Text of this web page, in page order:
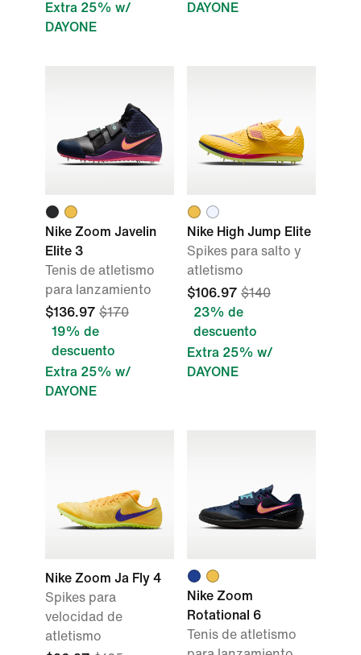
Extra 25% w/
DAYONE
DAYONE
Nike Zoom Javelin
Elite 3
Tenis de atletismo
para lanzamiento
$136.97 $170
19% de
descuento
Extra 25% w/
DAYONE
Nike High Jump Elite
Spikes para salto y
atletismo
$106.97 $140
23% de
descuento
Extra 25% w/
DAYONE
Nike Zoom Ja Fly 4
Spikes para
velocidad de
atletismo
Nike Zoom
Rotational 6
Tenis de atletismo